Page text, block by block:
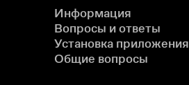
Информация
Вопросы и ответы
Установка приложения
Общие вопросы